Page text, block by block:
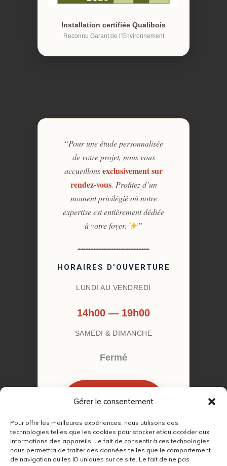
Gérer le consentement
Pour offrir les meilleures expériences, nous utilisons des
technologies telles que les cookies pour stocker et/ou accéder aux
informations des appareils. Le fait de consentir à ces technologies
nous permettra de traiter des données telles que le comportement
de navigation ou les ID uniques sur ce site. Le fait de ne pas
Installation certifiée Qualibois
Reconnu Garant de l’Environnement
“Pour une étude personnalisée
de votre projet, nous vous
accueillonsexclusivement sur
rendez-vous. Profitez d’un
moment privilégié où notre
expertise est entièrement dédiée
à votre foyer.
”
HORAIRES D’OUVERTURE
LUNDI AU VENDREDI
14h00 — 19h00
SAMEDI & DIMANCHE
Fermé
RENDEZ-VOUS